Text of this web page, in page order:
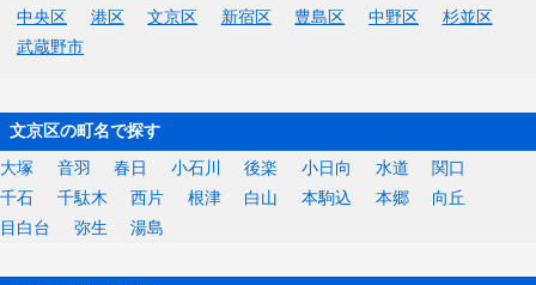
中央区
港区 文京区 新宿区 豊島区 中野区
杉並区
武蔵野市
文京区の町名で探す
大塚 音羽 春日 小石川 後楽 小日向 水道
関口
千石
千駄木 西片 根津 白山 本駒込 本郷
向丘
目白台
弥生 湯島